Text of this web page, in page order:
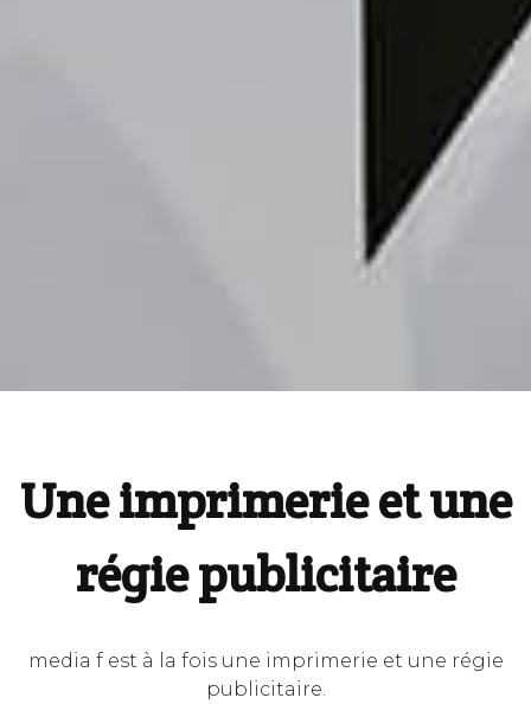
Une imprimerie et une
régie publicitaire
media f est à la fois une imprimerie et une régie
publicitaire.